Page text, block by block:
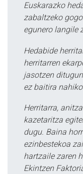
Euskarazko
zabaltzeko
egunero langile
Hedabide
herritarren
jasotzen
ez baitira
Herritarra,
kazetaritza
dugu. Baina
ezinbestekoa
hartzaile zaren
Ekintzen